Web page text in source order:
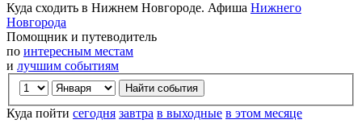
Куда сходить в Нижнем Новгороде. Афиша Нижнего
Новгорода
Помощник и путеводитель
по интересным местам
и лучшим событиям
Куда пойти сегодня завтра в выходные в этом месяце